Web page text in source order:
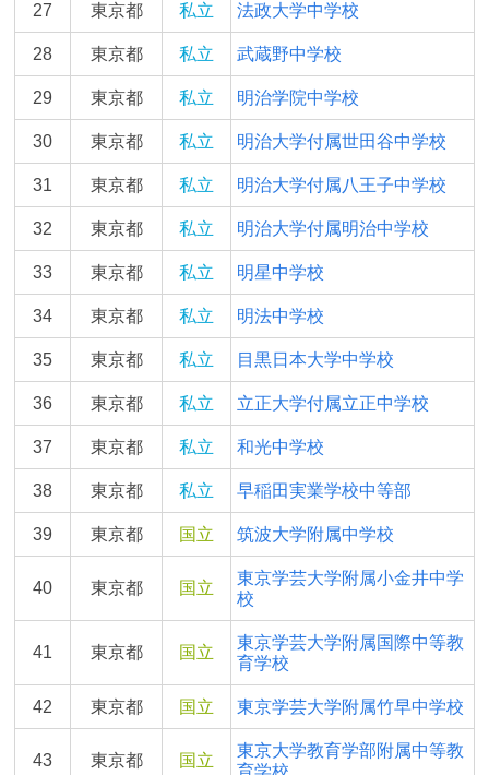
27 東京都 私立 法政大学中学校
28 東京都 私立 武蔵野中学校
29 東京都 私立 明治学院中学校
30 東京都 私立 明治大学付属世田谷中学校
31 東京都 私立 明治大学付属八王子中学校
32 東京都 私立 明治大学付属明治中学校
33 東京都 私立 明星中学校
34 東京都 私立 明法中学校
35 東京都 私立 目黒日本大学中学校
36 東京都 私立 立正大学付属立正中学校
37 東京都 私立 和光中学校
38 東京都 私立 早稲田実業学校中等部
39 東京都 国立 筑波大学附属中学校
40 東京都 国立
東京学芸大学附属小金井中学
校
41 東京都 国立
東京学芸大学附属国際中等教
育学校
42 東京都 国立 東京学芸大学附属竹早中学校
43 東京都 国立
東京大学教育学部附属中等教